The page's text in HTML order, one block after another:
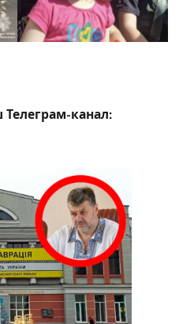
Телеграм-канал: